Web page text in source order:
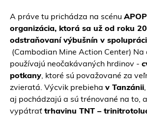
A práve tu prichádza na scénu
organizácia, ktorá sa už od roku
odstraňovaní výbušnín v
(Cambodian Mine Action Center) Na
používajú neočakávaných hrdinov -
potkany , ktoré sú považované za
zvieratá. Výcvik prebieha v Tanzánii
aj pochádzajú a sú trénované na to,
vypátrať trhavinu TNT –